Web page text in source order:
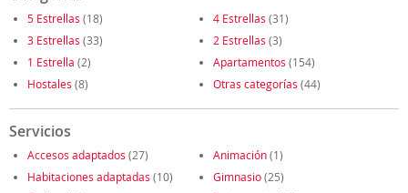
5 Estrellas (18) 4 Estrellas (31)
3 Estrellas (33) 2 Estrellas (3)
1 Estrella (2) Apartamentos (154)
Hostales (8) Otras categorías (44)
Servicios
Accesos adaptados (27) Animación(1)
Habitaciones adaptadas (10) Gimnasio(25)